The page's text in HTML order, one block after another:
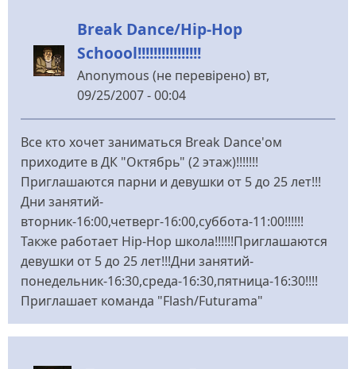
перевірено)
Break Dance/Hip-Hop
Schoool!!!!!!!!!!!!!!!!
Anonymous (не перевірено) вт,
09/25/2007 - 00:04
Все кто хочет заниматься Break Dance'ом
приходите в ДК "Октябрь" (2 этаж)!!!!!!!
Приглашаются парни и девушки от 5 до 25 лет!!!
Дни занятий-
вторник-16:00,четверг-16:00,суббота-11:00!!!!!!
Также работает Hip-Hop школа!!!!!!Приглашаются
девушки от 5 до 25 лет!!!Дни занятий-
понедельник-16:30,среда-16:30,пятница-16:30!!!!
Приглашает команда "Flash/Futurama"